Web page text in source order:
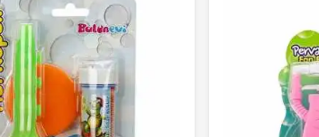
Oyunlar
Arkadaş - Aile Kutu Oyunları
Çocuk Kutu Oyunları
Eğitici Oyunlar
Oyuncak Bebek
Kozmetik ve
Kozmetik ve